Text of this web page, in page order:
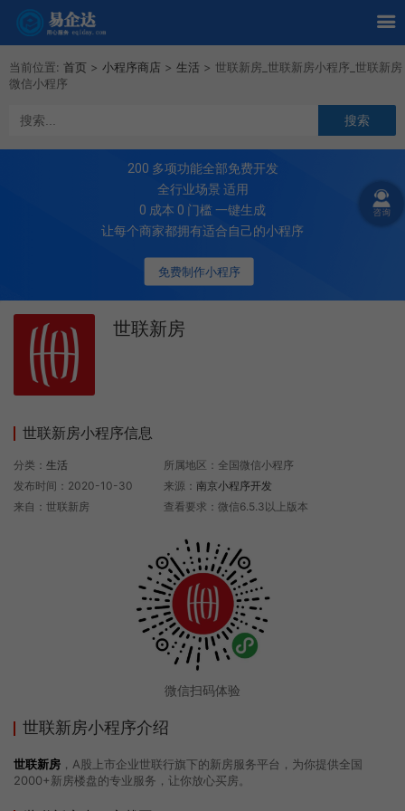
当前位置: 首页 > 小程序商店 > 生活 > 世联新房_世联新房小程序_世联新房
微信小程序
免费制作小程序
200 多项功能全部免费开发
全行业场景 适用
0 成本 0 门槛 一键生成
让每个商家都拥有适合自己的小程序
世联新房
世联新房小程序信息
分类： 生活
发布时间：2020-10-30
来自：世联新房
所属地区：全国微信小程序
来源： 南京小程序开发
查看要求：微信6.5.3以上版本
微信扫码体验
世联新房小程序介绍
世联新房 ，A股上市企业世联行旗下的新房服务平台，为你提供全国
2000+新房楼盘的专业服务，让你放心买房。